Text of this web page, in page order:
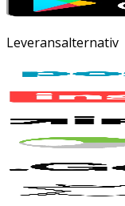
Leveransalternativ